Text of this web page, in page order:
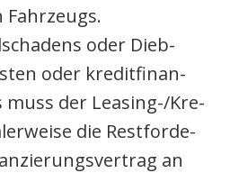
oder Dieb­
oder kre­dit­fi­nan­
muss der Lea­sing-/Kre­
die Rest­for­de­
an